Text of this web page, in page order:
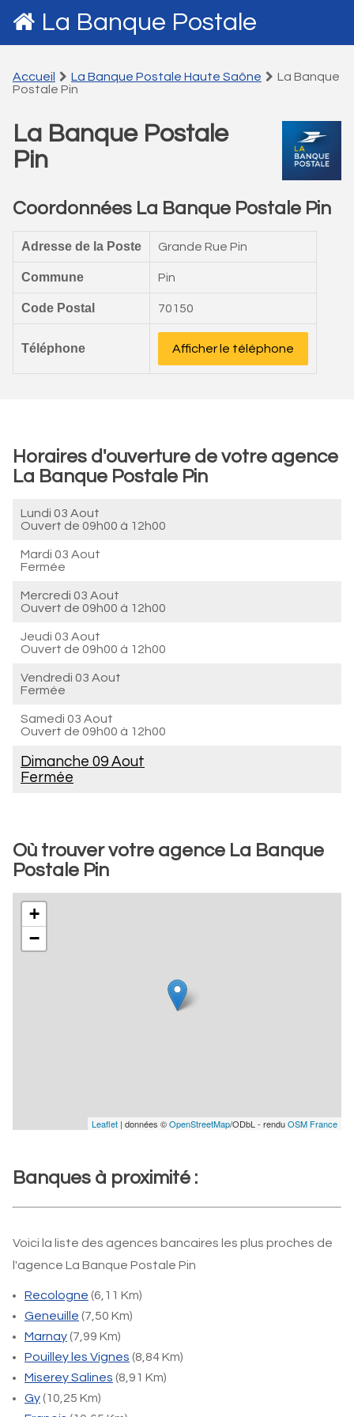
La Banque Postale
Accueil La Banque Postale Haute Saône
La Banque
Postale Pin
La Banque Postale
Pin
Coordonnées La Banque Postale Pin
Adresse de la Poste Grande Rue Pin
Commune Pin
Code Postal 70150
Téléphone Afficher le téléphone
Horaires d'ouverture de votre agence
La Banque Postale Pin
Lundi 03 Aout
Ouvert de 09h00 à 12h00
Mardi 03 Aout
Fermée
Mercredi 03 Aout
Ouvert de 09h00 à 12h00
Jeudi 03 Aout
Ouvert de 09h00 à 12h00
Vendredi 03 Aout
Fermée
Samedi 03 Aout
Ouvert de 09h00 à 12h00
Dimanche 09 Aout
Fermée
Où trouver votre agence La Banque
Postale Pin
+
−
Leaflet | données ©OpenStreetMap/ODbL - renduOSM France
Banques à proximité :
Voici la liste des agences bancaires les plus proches de
l'agence La Banque Postale Pin
Recologne (6,11 Km)
Geneuille (7,50 Km)
Marnay(7,99 Km)
Pouilley les Vignes (8,84 Km)
Miserey Salines (8,91 Km)
Gy(10,25 Km)